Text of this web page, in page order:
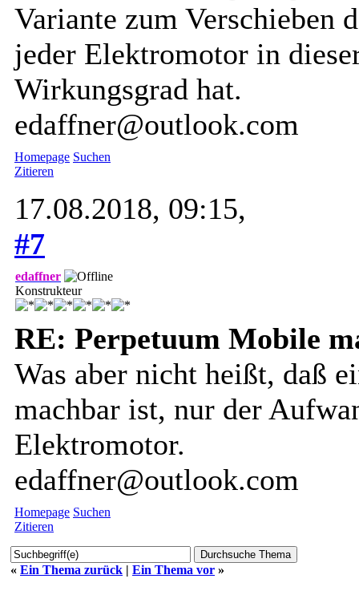
Variante zum Verschieben
jeder Elektromotor in
Wirkungsgrad hat.
edaffner@outlook.com
Homepage Suchen
Zitieren
17.08.2018, 09:15,
#7
edaffner
Konstrukteur
RE: Perpetuum Mobile
Was aber nicht heißt, daß
machbar ist, nur der
Elektromotor.
edaffner@outlook.com
Homepage Suchen
Zitieren
« Ein Thema zurück | Ein Thema vor »